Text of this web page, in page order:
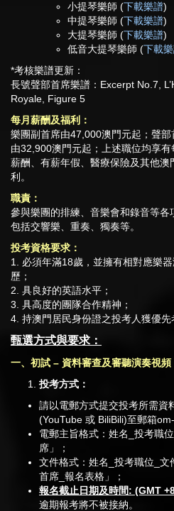
小提琴樂師 (下載樂譜)
中提琴樂師 (下載樂譜)
大提琴樂師 (下載樂譜)
低音大提琴樂師 (下載
*考核樂譜更新：
長號聲部首席樂譜：Excerpt No.7,
Royale, Figure 5
每月薪酬及福利：
樂團副首席由47,000澳門元起；聲
由32,900澳門元起；上述職位均享
薪酬、有薪年假、醫療保險及其他
利。
職責：
參與樂團的排練、音樂會和錄音等各
包括交響樂、重奏、獨奏等。
投考資格要求：
1. 必須年滿18歲，並擁有相對應樂
歷；
2. 具良好的英語水平；
3. 具高度的團隊合作精神；
4. 持澳門居民身份證之投考人獲優先
甄選方式與要求：
一、初試 – 資料審查及審聽演奏視頻
投考方式：
請以電郵方式提交投考所需資
(YouTube 或 BiliBili)至郵箱
電郵主旨格式：姓名_投考職
席」；
文件格式：姓名_投考職位_
首席_報名表格」；
報名截止日期及時間: (GMT
逾期報考將不被接納。